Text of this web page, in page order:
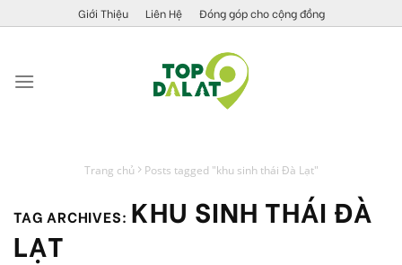
to
Giới Thiệu Liên Hệ Đóng góp cho cộng đồng
Trang chủ Posts tagged "khu sinh thái Đà Lạt"
TAG ARCHIVES: KHU SINH THÁI ĐÀ
LẠT